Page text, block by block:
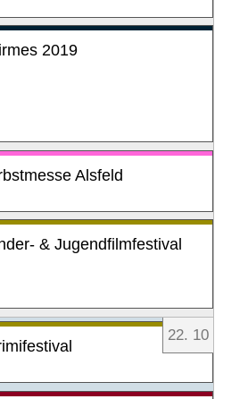
2019
Alsfeld
& Jugendfilmfestival
22. 10